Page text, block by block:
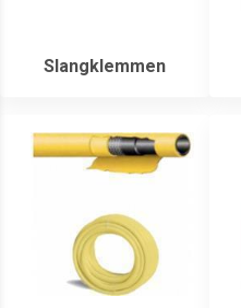
Slangklemmen